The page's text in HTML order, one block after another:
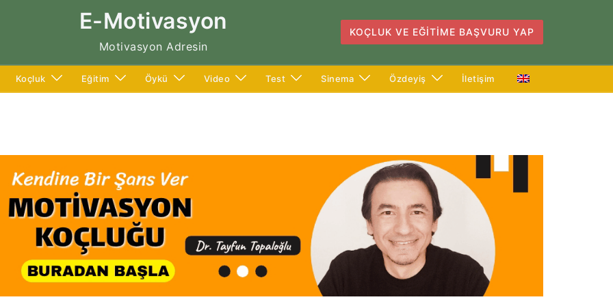
E-Motivasyon
Motivasyon Adresin
KOÇLUK VE EĞITIME BAŞVURU YAP
Koçluk Eğitim Öykü Video Test Sinema Özdeyiş İletişim